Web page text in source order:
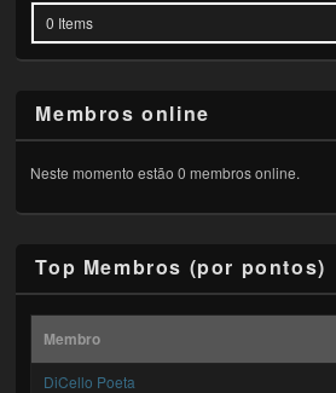
0 Items
Membros online
Neste momento estão 0 membros online.
Top Membros (por pontos)
Membro
DiCello Poeta